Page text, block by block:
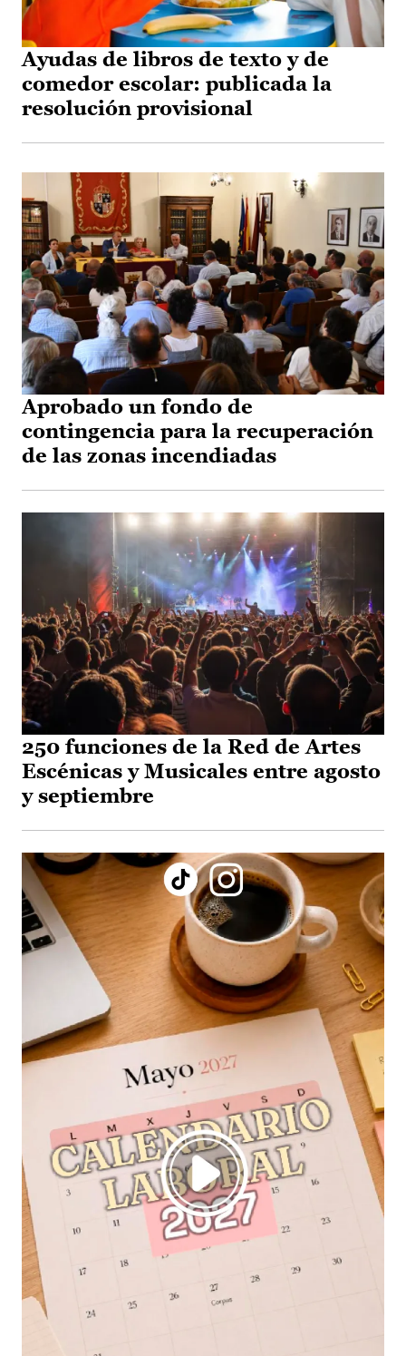
Ayudas de libros de texto y de
comedor escolar: publicada la
resolución provisional
Aprobado un fondo de
contingencia para la recuperación
de las zonas incendiadas
250 funciones de la Red de Artes
Escénicas y Musicales entre agosto
y septiembre